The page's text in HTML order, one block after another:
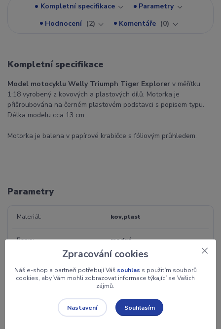
Kompletní specifikace
Parametry
Hodnocení
2 Komentáře 0
Kompletní specifikace
Model motocyklu Welly Triumph Tiger Explorer v měřítku
1:18 vyrobený z kovových a plastových dílů. Motorka je
přišroubována na černém plastovém podstavci s popisem typu.
Délka modelu cca 13 cm.
Motorka je balena v papírové krabičce s fóliovým průhledem.
Parametry
Materiál kov,plast
Barva modrá
ks
3+
Zpracování cookies
Náš e-shop a partneři potřebují Váš souhlas s použitím souborů
cookies, aby Vám mohli zobrazovat informace týkající se Vašich
zájmů.
Nastavení Souhlasím